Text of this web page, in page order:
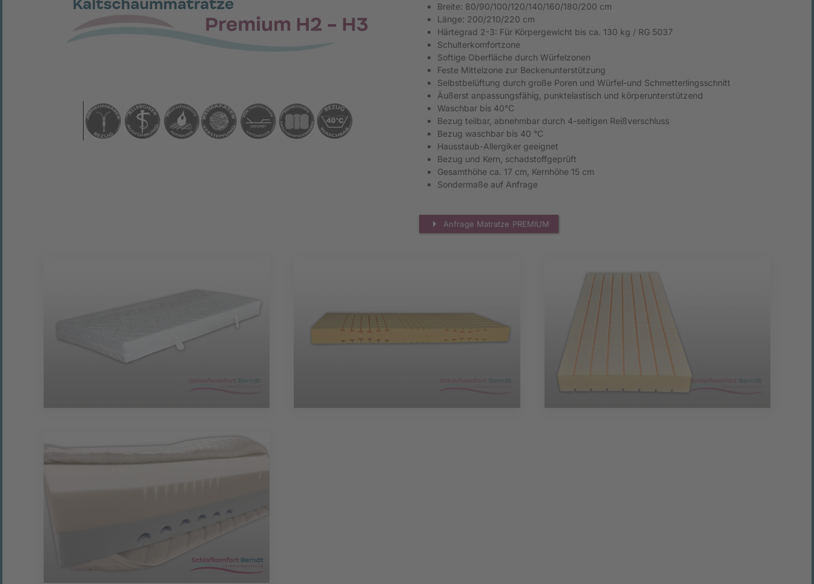
Breite: 80/90/100/120/140/160/180/200 cm
Länge: 200/210/220 cm
Härtegrad 2-3: Für Körpergewicht bis ca. 130 kg / RG 5037
Schulterkomfortzone
Softige Oberfläche durch Würfelzonen
Feste Mittelzone zur Beckenunterstützung
Selbstbelüftung durch große Poren und Würfel-und Schmetterlingsschnitt
Äußerst anpassungsfähig, punktelastisch und körperunterstützend
Waschbar bis 40°C
Bezug teilbar, abnehmbar durch 4-seitigen Reißverschluss
Bezug waschbar bis 40 °C
Hausstaub-Allergiker geeignet
Bezug und Kern, schadstoffgeprüft
Gesamthöhe ca. 17 cm, Kernhöhe 15 cm
Sondermaße auf Anfrage
Anfrage Matratze PREMIUM
vergrößern vergrößern